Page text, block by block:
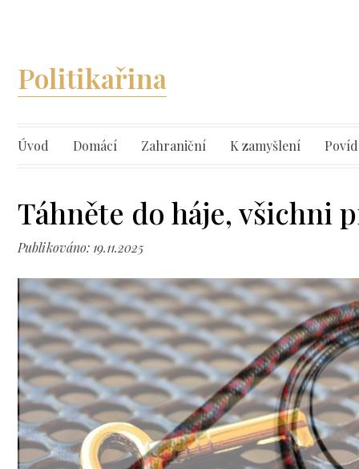
Politikařina
Úvod Domácí Zahraniční K zamyšlení
Táhněte do háje, všichni
Publikováno: 19.11.2025